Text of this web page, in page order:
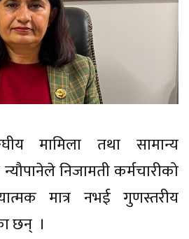
मामिला तथा सामान्य
निजामती कर्मचारीको
मात्र नभई गुणस्तरीय
छन् ।